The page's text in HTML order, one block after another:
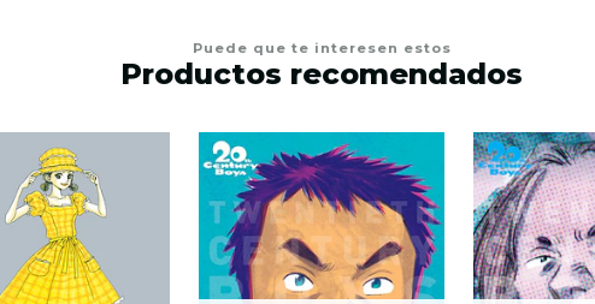
Puede que te interesen estos
Productos recomendados